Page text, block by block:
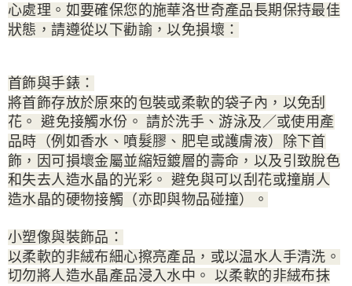
心處理。如要確保您的施華洛世奇產品長期保持最佳
狀態，請遵從以下勸諭，以免損壞：
首飾與手錶：
將首飾存放於原來的包裝或柔軟的袋子內，以免刮
花。 避免接觸水份。 請於洗手、游泳及／或使用產
品時（例如香水、噴髮膠、肥皂或護膚液）除下首
飾，因可損壞金屬並縮短鍍層的壽命，以及引致脫色
和失去人造水晶的光彩。 避免與可以刮花或撞崩人
造水晶的硬物接觸（亦即與物品碰撞）。
小塑像與裝飾品：
以柔軟的非絨布細心擦亮產品，或以温水人手清洗。
切勿將人造水晶產品浸入水中。 以柔軟的非絨布抹